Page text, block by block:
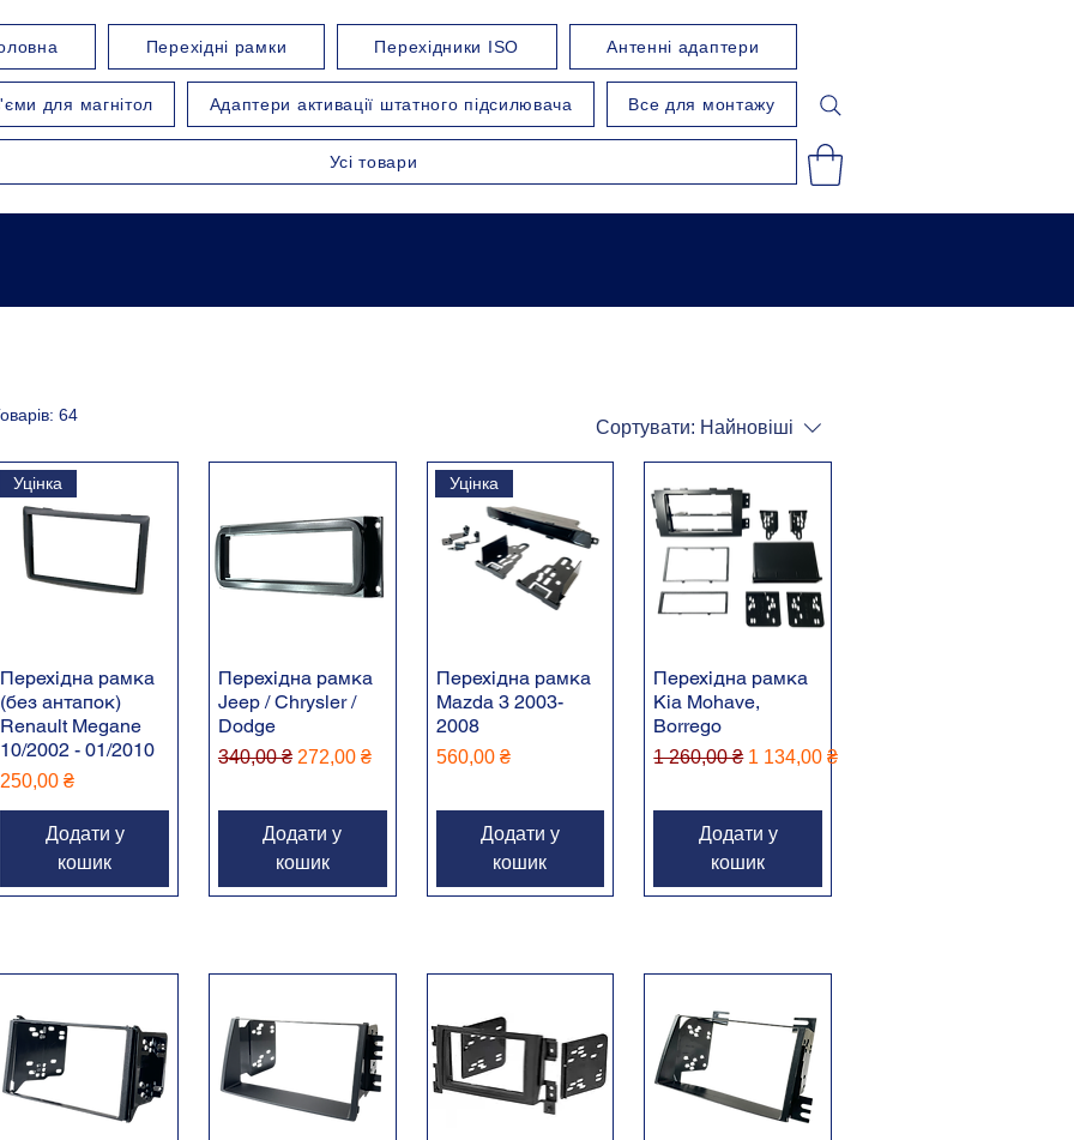
Перехідні рамки Перехідники ISO Антенні адаптери
для магнітол Адаптери активації штатного підсилювача Все для монтажу
Усі товари
64
Сортувати: Найновіші
Уцінка
Перехідна рамка
(без антапок)
Renault Megane
10/2002 - 01/2010
Ціна
250,00 ₴
Додати у
кошик
Перехідна рамка
Jeep / Chrysler /
Dodge
Звичайна ціна
340,00 ₴ За розпродажем
272,00 ₴
Додати у
кошик
Уцінка
Перехідна рамка
Mazda 3 2003-
2008
Ціна
560,00 ₴
Додати у
кошик
Перехідна рамка
Kia Mohave,
Borrego
Звичайна ціна
1 260,00 ₴ За розпродажем
1 134,00 ₴
Додати у
кошик